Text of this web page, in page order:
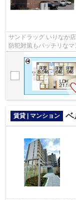
サンドラッグ いりなか
防犯対策もバッチリな
賃貸 | マンション ベ